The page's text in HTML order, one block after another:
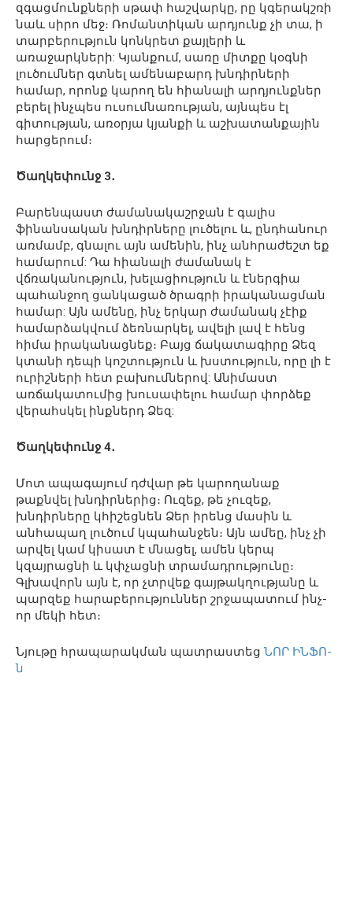
զգացմունքների սթափ հաշվարկը, րը կգերակշռի
նաև սիրո մեջ։ Ռոմանտիկան արդյունք չի տա, ի
տարբերություն կոնկրետ քայլերի և
առաջարկների: Կյանքում, սառը միտքը կօգնի
լուծումներ գտնել ամենաբարդ խնդիրների
համար, որոնք կարող են հիանալի արդյունքներ
բերել ինչպես ուսումնառության, այնպես էլ
գիտության, առօրյա կյանքի և աշխատանքային
հարցերում։
Ծաղկեփունջ 3․
Բարենպաստ ժամանակաշրջան է գալիս
ֆինանսական խնդիրները լուծելու և, ընդհանուր
առմամբ, գնալու այն ամենին, ինչ անհրաժեշտ եք
համարում: Դա հիանալի ժամանակ է
վճռականություն, խելացիություն և էներգիա
պահանջող ցանկացած ծրագրի իրականացման
համար: Այն ամենը, ինչ երկար ժամանակ չէիք
համարձակվում ձեռնարկել, ավելի լավ է հենց
հիմա իրականացնեք։ Բայց ճակատագիրը Ձեզ
կտանի դեպի կոշտություն և խստություն, որը լի է
ուրիշների հետ բախումներով: Անիմաստ
առճակատումից խուսափելու համար փորձեք
վերահսկել ինքներդ Ձեզ:
Ծաղկեփունջ 4․
Մոտ ապագայում դժվար թե կարողանաք
թաքնվել խնդիրներից։ Ուզեք, թե չուզեք,
խնդիրները կհիշեցնեն Ձեր իրենց մասին և
անհապաղ լուծում կպահանջեն։ Այն ամեը, ինչ չի
արվել կամ կիսատ է մնացել, ամեն կերպ
կզայրացնի և կփչացնի տրամադրությունը։
Գլխավորն այն է, որ չտրվեք գայթակղությանը և
պարզեք հարաբերություններ շրջապատում ինչ-
որ մեկի հետ։
Նյութը հրապարակման պատրաստեց ՆՈՐ ԻՆՖՈ-
ն